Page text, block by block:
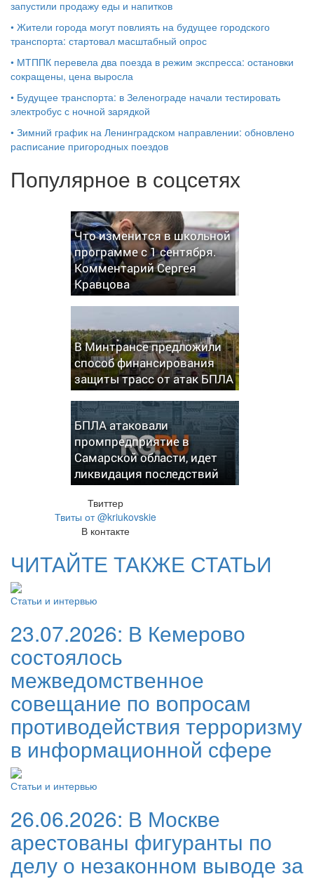
запустили продажу еды и напитков
• Жители города могут повлиять на будущее городского
транспорта: стартовал масштабный опрос
• МТППК перевела два поезда в режим экспресса: остановки
сокращены, цена выросла
• Будущее транспорта: в Зеленограде начали тестировать
электробус с ночной зарядкой
• Зимний график на Ленинградском направлении: обновлено
расписание пригородных поездов
Популярное в соцсетях
Что изменится в школьной
программе с 1 сентября.
Комментарий Сергея
Кравцова
В Минтрансе предложили
способ финансирования
защиты трасс от атак БПЛА
БПЛА атаковали
промпредприятие в
Самарской области, идет
ликвидация последствий
Твиттер
Твиты от @kriukovskie
В контакте
ЧИТАЙТЕ ТАКЖЕ СТАТЬИ
Статьи и интервью
23.07.2026: В Кемерово
состоялось
межведомственное
совещание по вопросам
противодействия терроризму
в информационной сфере
Статьи и интервью
26.06.2026: В Москве
арестованы фигуранты по
делу о незаконном выводе за